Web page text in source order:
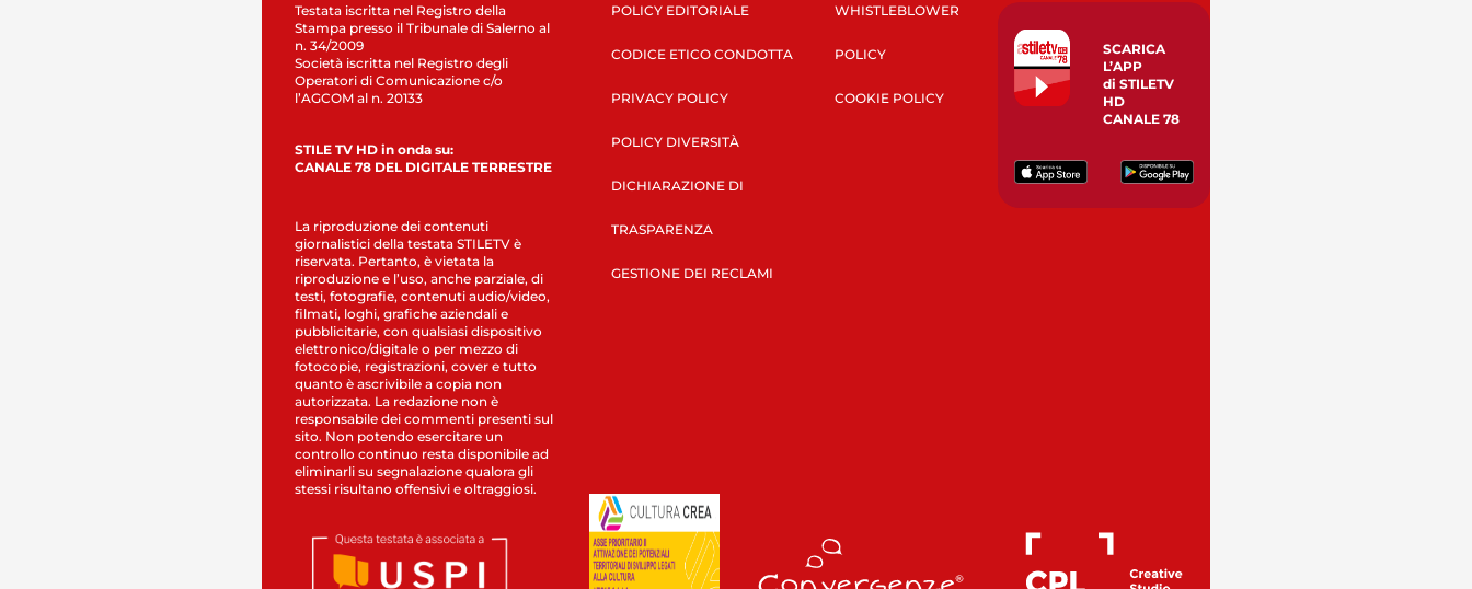
Testata iscritta nel Registro della
Stampa presso il Tribunale di Salerno al
n. 34/2009
Società iscritta nel Registro degli
Operatori di Comunicazione c/o
l’AGCOM al n. 20133
STILE TV HD in onda su:
CANALE 78 DEL DIGITALE TERRESTRE
La riproduzione dei contenuti
giornalistici della testata STILETV è
riservata. Pertanto, è vietata la
riproduzione e l’uso, anche parziale, di
testi, fotografie, contenuti audio/video,
filmati, loghi, grafiche aziendali e
pubblicitarie, con qualsiasi dispositivo
elettronico/digitale o per mezzo di
fotocopie, registrazioni, cover e tutto
quanto è ascrivibile a copia non
autorizzata. La redazione non è
responsabile dei commenti presenti sul
sito. Non potendo esercitare un
controllo continuo resta disponibile ad
eliminarli su segnalazione qualora gli
stessi risultano offensivi e oltraggiosi.
POLICY EDITORIALE
CODICE ETICO CONDOTTA
PRIVACY POLICY
POLICY DIVERSITÀ
DICHIARAZIONE DI
TRASPARENZA
GESTIONE DEI RECLAMI
WHISTLEBLOWER
POLICY
COOKIE POLICY
SCARICA
L’APP
di STILETV
HD
CANALE 78